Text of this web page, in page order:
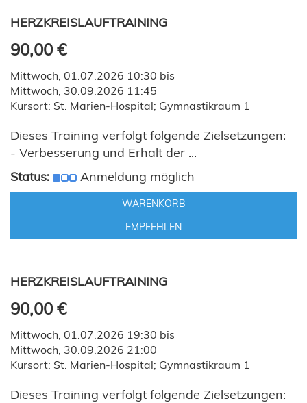
HERZKREISLAUFTRAINING
90,00 €
Mittwoch, 01.07.2026 10:30 bis
Mittwoch, 30.09.2026 11:45
Kursort: St. Marien-Hospital; Gymnastikraum 1
Dieses Training verfolgt folgende Zielsetzungen:
- Verbesserung und Erhalt der ...
Status:
Anmeldung möglich
WARENKORB
EMPFEHLEN
HERZKREISLAUFTRAINING
90,00 €
Mittwoch, 01.07.2026 19:30 bis
Mittwoch, 30.09.2026 21:00
Kursort: St. Marien-Hospital; Gymnastikraum 1
Dieses Training verfolgt folgende Zielsetzungen: